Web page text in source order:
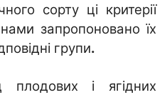
сорту ці критерії
запропоновано їх
групи.
і ягідних